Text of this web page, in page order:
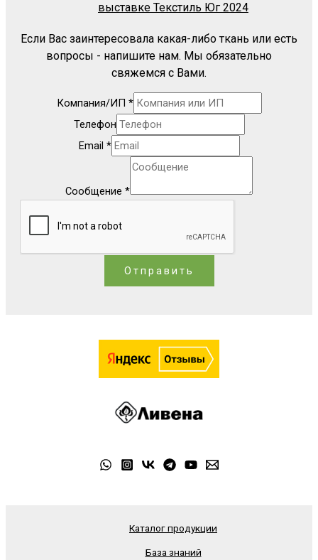
выставке Текстиль Юг 2024
Если Вас заинтересовала какая-либо ткань или есть
вопросы - напишите нам. Мы обязательно
свяжемся с Вами.
Компания/ИП *
Телефон
Email *
Сообщение *
Отправить
Каталог продукции
База знаний